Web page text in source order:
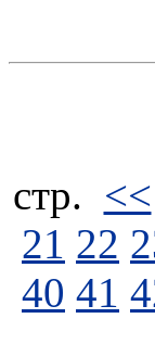
стp. <<
21 22
40 41